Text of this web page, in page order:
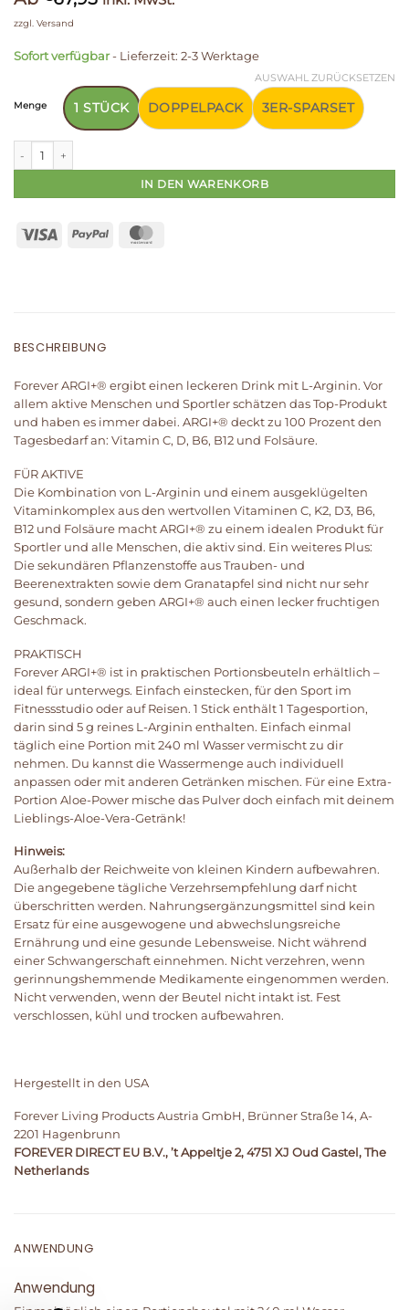
zzgl. Versand
Sofort verfügbar- Lieferzeit: 2-3 Werktage
Menge 1 STÜCK DOPPELPACK 3ER-SPARSET
AUSWAHL ZURÜCKSETZEN
IN DEN WARENKORB
BESCHREIBUNG
Forever ARGI+® ergibt einen leckeren Drink mit L-Arginin. Vor
allem aktive Menschen und Sportler schätzen das Top-Produkt
und haben es immer dabei. ARGI+® deckt zu 100 Prozent den
Tagesbedarf an: Vitamin C, D, B6, B12 und Folsäure.
FÜR AKTIVE
Die Kombination von L-Arginin und einem ausgeklügelten
Vitaminkomplex aus den wertvollen Vitaminen C, K2, D3, B6,
B12 und Folsäure macht ARGI+® zu einem idealen Produkt für
Sportler und alle Menschen, die aktiv sind. Ein weiteres Plus:
Die sekundären Pflanzenstoffe aus Trauben- und
Beerenextrakten sowie dem Granatapfel sind nicht nur sehr
gesund, sondern geben ARGI+® auch einen lecker fruchtigen
Geschmack.
PRAKTISCH
Forever ARGI+® ist in praktischen Portionsbeuteln erhältlich –
ideal für unterwegs. Einfach einstecken, für den Sport im
Fitnessstudio oder auf Reisen. 1 Stick enthält 1 Tagesportion,
darin sind 5 g reines L-Arginin enthalten. Einfach einmal
täglich eine Portion mit 240 ml Wasser vermischt zu dir
nehmen. Du kannst die Wassermenge auch individuell
anpassen oder mit anderen Getränken mischen. Für eine Extra-
Portion Aloe-Power mische das Pulver doch einfach mit deinem
Lieblings-Aloe-Vera-Getränk!
Hinweis:
Außerhalb der Reichweite von kleinen Kindern aufbewahren.
Die angegebene tägliche Verzehrsempfehlung darf nicht
überschritten werden. Nahrungsergänzungsmittel sind kein
Ersatz für eine ausgewogene und abwechslungsreiche
Ernährung und eine gesunde Lebensweise. Nicht während
einer Schwangerschaft einnehmen. Nicht verzehren, wenn
gerinnungshemmende Medikamente eingenommen werden.
Nicht verwenden, wenn der Beutel nicht intakt ist. Fest
verschlossen, kühl und trocken aufbewahren.
Hergestellt in den USA
Forever Living Products Austria GmbH, Brünner Straße 14, A-
2201 Hagenbrunn
FOREVER DIRECT EU B.V., ’t Appeltje 2, 4751 XJ Oud Gastel, The
Netherlands
ANWENDUNG
Anwendung